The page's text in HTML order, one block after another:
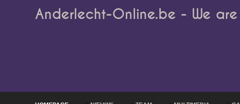
Anderlecht-Online.be - We are